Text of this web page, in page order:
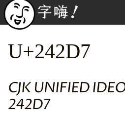
U+242D7
CJK UNIFIED
242D7